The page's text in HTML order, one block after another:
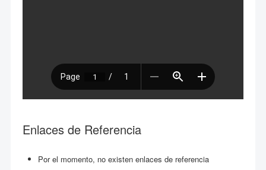
Enlaces de Referencia
Por el momento, no existen enlaces de referencia